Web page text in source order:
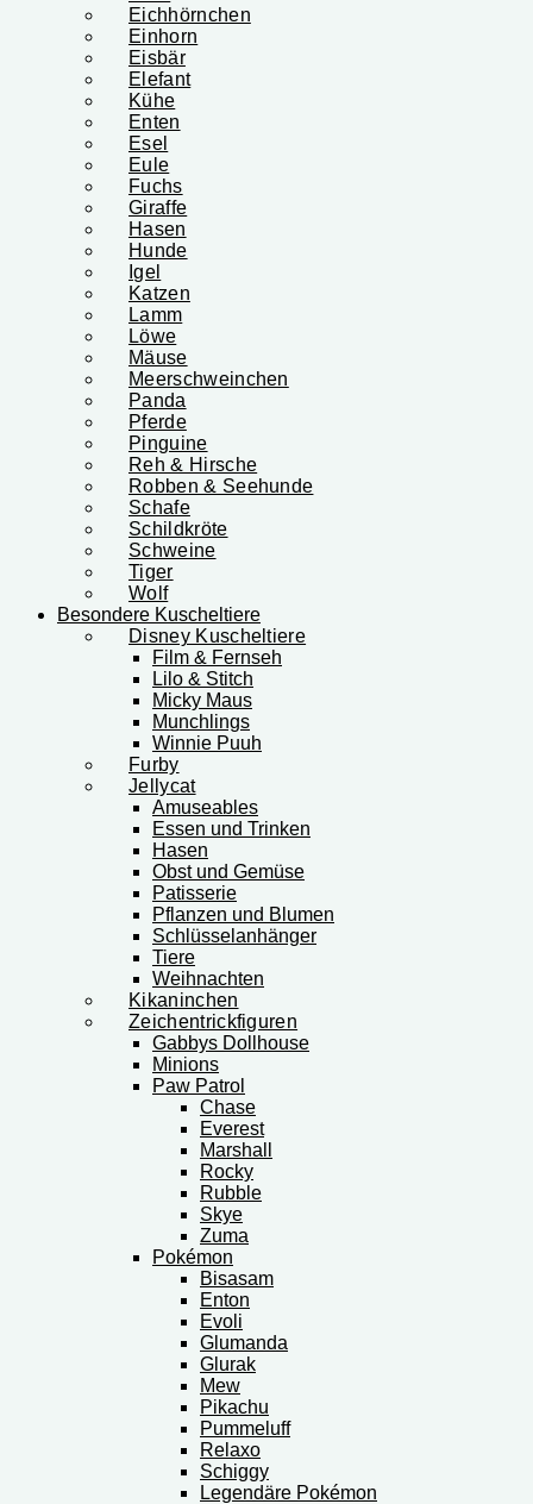
Eichhörnchen
Einhorn
Eisbär
Elefant
Kühe
Enten
Esel
Eule
Fuchs
Giraffe
Hasen
Hunde
Igel
Katzen
Lamm
Löwe
Mäuse
Meerschweinchen
Panda
Pferde
Pinguine
Reh & Hirsche
Robben & Seehunde
Schafe
Schildkröte
Schweine
Tiger
Wolf
Besondere Kuscheltiere
Disney Kuscheltiere
Film & Fernseh
Lilo & Stitch
Micky Maus
Munchlings
Winnie Puuh
Furby
Jellycat
Amuseables
Essen und Trinken
Hasen
Obst und Gemüse
Patisserie
Pflanzen und Blumen
Schlüsselanhänger
Tiere
Weihnachten
Kikaninchen
Zeichentrickfiguren
Gabbys Dollhouse
Minions
Paw Patrol
Chase
Everest
Marshall
Rocky
Rubble
Skye
Zuma
Pokémon
Bisasam
Enton
Evoli
Glumanda
Glurak
Mew
Pikachu
Pummeluff
Relaxo
Schiggy
Legendäre Pokémon